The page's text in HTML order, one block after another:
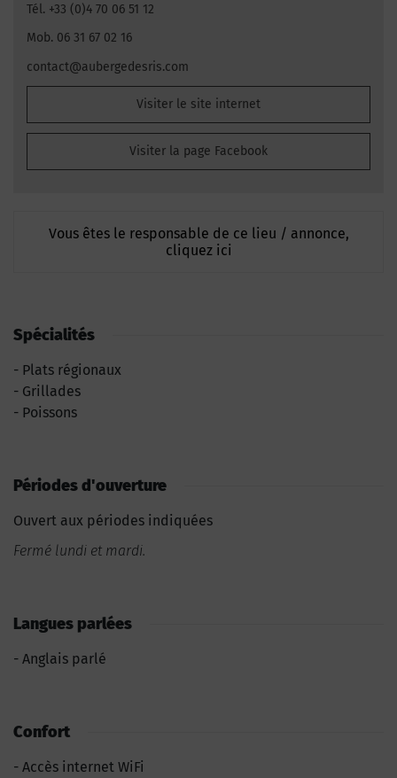
Tél. +33 (0)4 70 06 51 12
Mob. 06 31 67 02 16
contact@aubergedesris.com
Visiter le site internet
Visiter la page Facebook
Vous êtes le responsable de ce lieu / annonce,
cliquez ici
Spécialités
Plats régionaux
Grillades
Poissons
Périodes d'ouverture
Ouvert aux périodes indiquées
Fermé lundi et mardi.
Langues parlées
Anglais parlé
Confort
Accès internet WiFi